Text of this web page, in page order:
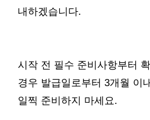
내하겠습니다.
시작 전 필수 준비사항부터
경우 발급일로부터 3개월 이
일찍 준비하지 마세요.